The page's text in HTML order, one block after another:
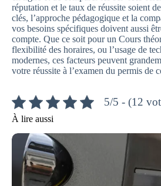
réputation et le taux de réussite soient
clés, l’approche pédagogique et la
vos besoins spécifiques doivent aussi
compte. Que ce soit pour un Cours
flexibilité des horaires, ou l’usage de
modernes, ces facteurs peuvent
votre réussite à l’examen du permis de
5/5 - (12
À lire aussi